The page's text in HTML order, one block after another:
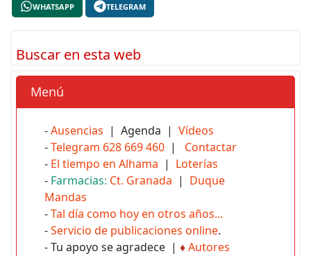
WHATSAPP TELEGRAM
Buscar en esta web
Menú
-Ausencias | Agenda | Vídeos
-Telegram 628 669 460 | Contactar
- El tiempo en Alhama | Loterías
- Farmacias: Ct. Granada | Duque
Mandas
-Tal día como hoy en otros años...
-Servicio de publicaciones online.
- Tu apoyo se agradece | ♦Autores